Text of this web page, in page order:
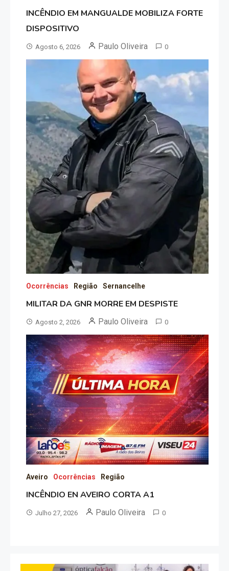
INCÊNDIO EM MANGUALDE MOBILIZA FORTE
DISPOSITIVO
Agosto 6, 2026 Paulo Oliveira 0
Ocorrências Região Sernancelhe
MILITAR DA GNR MORRE EM DESPISTE
Agosto 2, 2026 Paulo Oliveira 0
Aveiro Ocorrências Região
INCÊNDIO EN AVEIRO CORTA A1
Julho 27, 2026 Paulo Oliveira 0